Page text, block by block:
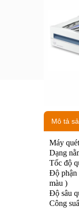
Mô tả
Máy
Dạng
Tốc độ
Độ phận
màu )
Độ sâu
Công